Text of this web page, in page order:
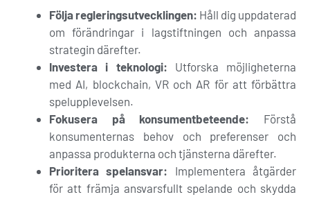
Följa regleringsutvecklingen: Håll dig uppdaterad
om förändringar i lagstiftningen och anpassa
strategin därefter.
Investera i teknologi: Utforska möjligheterna
med AI, blockchain, VR och AR för att förbättra
spelupplevelsen.
Fokusera på konsumentbeteende: Förstå
konsumenternas behov och preferenser och
anpassa produkterna och tjänsterna därefter.
Prioritera spelansvar: Implementera åtgärder
för att främja ansvarsfullt spelande och skydda